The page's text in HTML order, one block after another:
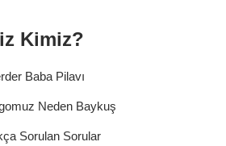
Kimiz?
Baba Pilavı
Neden Baykuş
Sorulan Sorular